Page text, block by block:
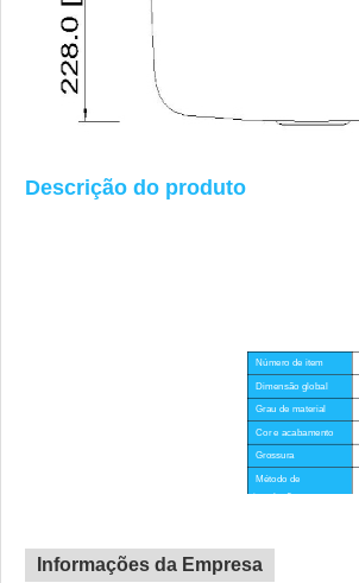
Descrição do produto
Número de item
Dimensão global
Grau de material
Cor e acabamento
Grossura
Método de
instalação
Tempo de espera
Informações da Empresa